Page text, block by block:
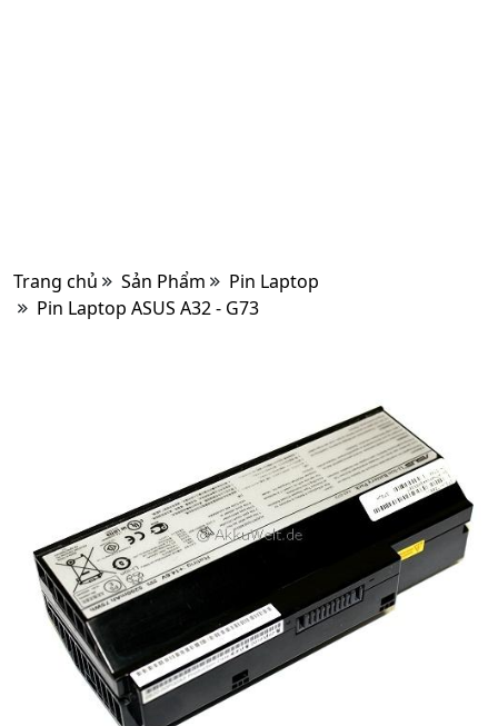
Trang chủ Sản Phẩm
Pin Laptop
Pin Laptop ASUS A32 - G73